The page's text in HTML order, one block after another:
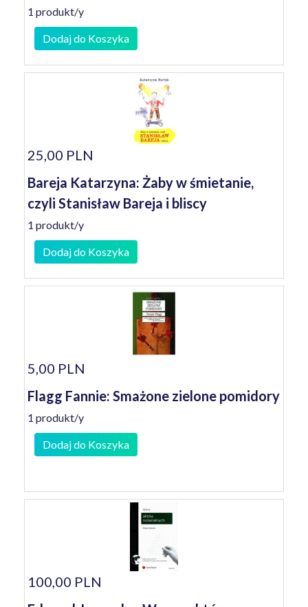
1 produkt/y
Dodaj do Koszyka
25,00 PLN
Bareja Katarzyna: Żaby w śmietanie,
czyli Stanisław Bareja i bliscy
1 produkt/y
Dodaj do Koszyka
5,00 PLN
Flagg Fannie: Smażone zielone pomidory
1 produkt/y
Dodaj do Koszyka
100,00 PLN